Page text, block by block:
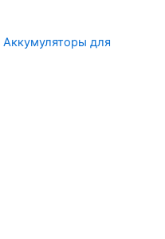
Аккумуляторы для